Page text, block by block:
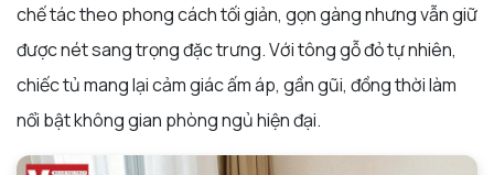
chế tác theo phong cách tối giản, gọn gàng nhưng vẫn giữ
được nét sang trọng đặc trưng. Với tông gỗ đỏ tự nhiên,
chiếc tủ mang lại cảm giác ấm áp, gần gũi, đồng thời làm
nổi bật không gian phòng ngủ hiện đại.